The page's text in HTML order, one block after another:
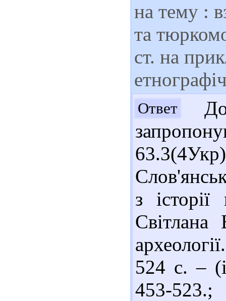
на тему :
та
ст. на
Ответ
з
524 с. –
453-